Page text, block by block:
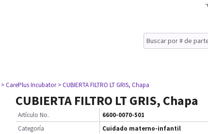
> CarePlus Incubator > CUBIERTA FILTRO LT GRIS, Chapa
CUBIERTA FILTRO LT GRIS, Chapa
Artículo No.
6600-0070-501
Categoría
Cuidado materno-infantil